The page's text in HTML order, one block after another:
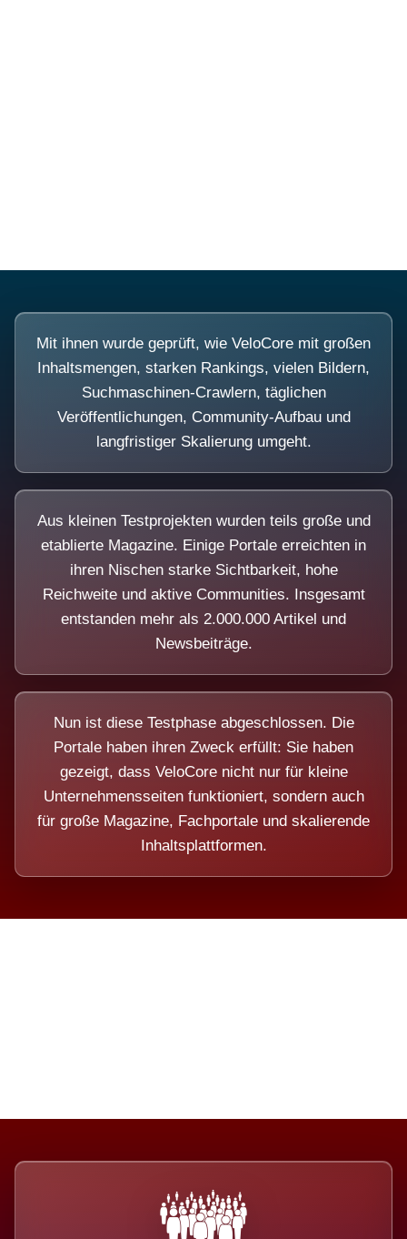
Mit ihnen wurde geprüft, wie VeloCore mit großen
Inhaltsmengen, starken Rankings, vielen Bildern,
Suchmaschinen-Crawlern, täglichen
Veröffentlichungen, Community-Aufbau und
langfristiger Skalierung umgeht.
Aus kleinen Testprojekten wurden teils große und
etablierte Magazine. Einige Portale erreichten in
ihren Nischen starke Sichtbarkeit, hohe
Reichweite und aktive Communities. Insgesamt
entstanden mehr als 2.000.000 Artikel und
Newsbeiträge.
Nun ist diese Testphase abgeschlossen. Die
Portale haben ihren Zweck erfüllt: Sie haben
gezeigt, dass VeloCore nicht nur für kleine
Unternehmensseiten funktioniert, sondern auch
für große Magazine, Fachportale und skalierende
Inhaltsplattformen.